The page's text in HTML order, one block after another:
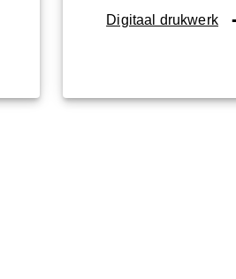
Digitaal drukwerk